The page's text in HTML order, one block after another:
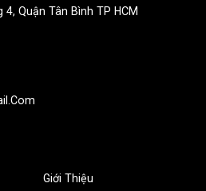
Quận Tân Bình TP HCM
Giới Thiệu